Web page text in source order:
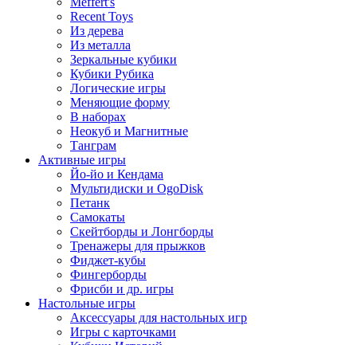
Recent Toys
Из дерева
Из металла
Зеркальные кубики
Кубики Рубика
Логические игры
Меняющие форму
В наборах
Неокуб и Магнитные
Танграм
Активные игры
Йо-йо и Кендама
Мультидиски и OgoDisk
Петанк
Самокаты
Скейтборды и Лонгборды
Тренажеры для прыжков
Фиджет-кубы
Фингерборды
Фрисби и др. игры
Настольные игры
Аксессуары для настольных игр
Игры с карточками